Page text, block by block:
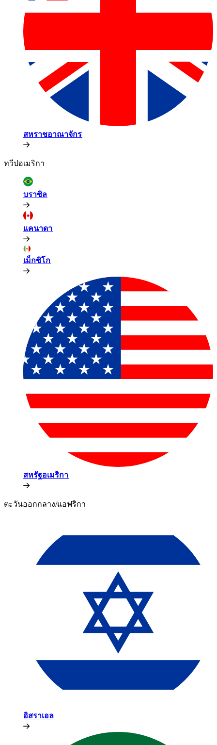
สหราชอาณาจักร​​
ทวีปอเมริกา​​
บราซิล​​
แคนาดา​​
เม็กซิโก​​
สหรัฐอเมริกา​​
ตะวันออกกลาง/แอฟริกา​​
อิสราเอล​​